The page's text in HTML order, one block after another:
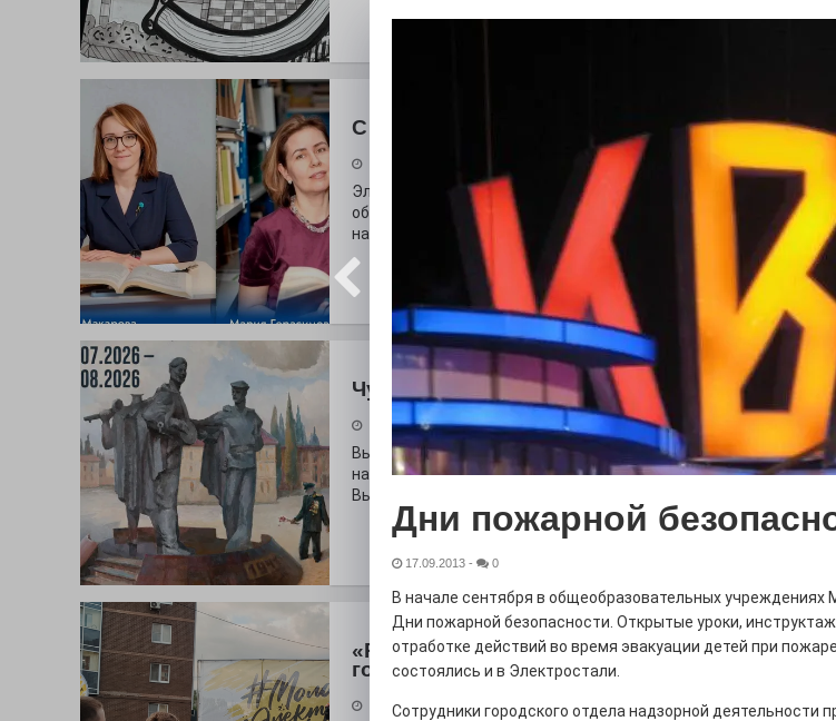
С любовью к истории, литературе и детям
0
Электросталь давно зарекомендовала себя флагманом
образования. В очередной раз этот статус подтвердили
наши педагоги.
Чувство Родины — одно на всех
28.07.2026
Выставка «Палитра героизма» — новый масштабный проект,
на который электростальцев приглашает к себе
Выставочный зал им. Олега Коняшина.
«Районы-кварталы» путешествуют по
городу
27.07.2026 0
Дни пожарной
17.09.2013 - 0
В начале сентября в общеобразовательных учреждениях
Дни пожарной безопасности. Открытые уроки,
отработке действий во время эвакуации детей при
состоялись и в Электростали.
Сотрудники городского отдела надзорной деятельности